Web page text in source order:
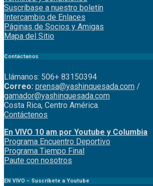
Suscríbase a nuestro boletín
Intercambio de Enlaces
Páginas de Socios y Amigas
Mapa del Sitio
Contáctanos
Llámanos: 506+ 83150394
Correo: prensa@yashinquesada.com /
gamador@yashinquesada.com
Costa Rica, Centro América.
Contáctenos
En VIVO 10 am por Youtube y Columbia
Programa Encuentro Deportivo
Programa Tiempo Final
Paute con nosotros
EN VIVO – Suscríbete a Youtube